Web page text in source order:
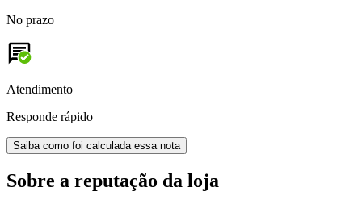
No prazo
Atendimento
Responde rápido
Saiba como foi calculada essa nota
Sobre a reputação da loja